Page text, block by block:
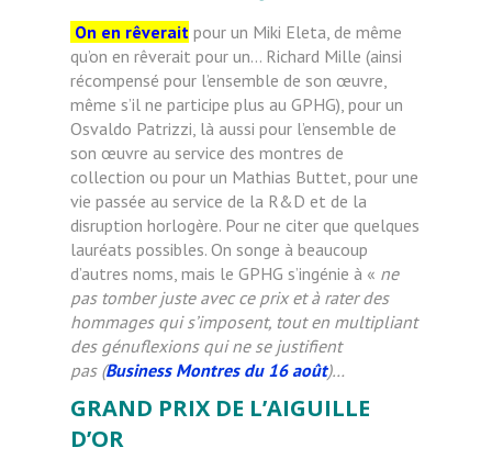
On en rêverait pour un Miki Eleta, de même
qu’on en rêverait pour un… Richard Mille (ainsi
récompensé pour l’ensemble de son œuvre,
même s’il ne participe plus au GPHG), pour un
Osvaldo Patrizzi, là aussi pour l’ensemble de
son œuvre au service des montres de
collection ou pour un Mathias Buttet, pour une
vie passée au service de la R&D et de la
disruption horlogère. Pour ne citer que quelques
lauréats possibles. On songe à beaucoup
d’autres noms, mais le GPHG s’ingénie à « ne
pas tomber juste avec ce prix etàrater des
hommages qui s’imposent, tout en multipliant
des génuflexions qui ne se justifient
pas(Business Montres du 16 août)…
GRAND PRIX DE L’AIGUILLE
D’OR